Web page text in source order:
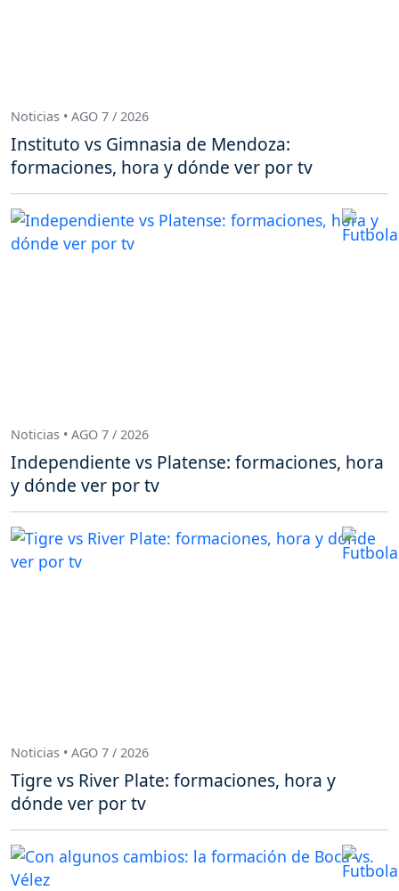
Noticias • AGO 7 / 2026
Instituto vs Gimnasia de Mendoza:
formaciones, hora y dónde ver por tv
Noticias • AGO 7 / 2026
Independiente vs Platense: formaciones, hora
y dónde ver por tv
Noticias • AGO 7 / 2026
Tigre vs River Plate: formaciones, hora y
dónde ver por tv